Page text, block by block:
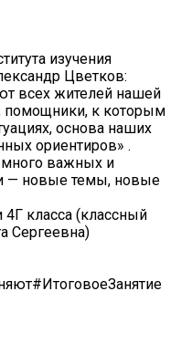
изучения
Цветков:
всех жителей нашей
помощники, к которым
основа наших
ориентиров» .
много важных и
— новые темы, новые
класса (классный
Сергеевна)